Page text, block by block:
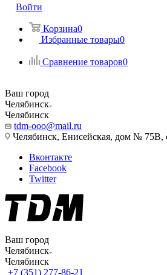
Войти
Корзина0
Избранные товары0
Сравнение товаров0
Ваш город
Челябинск
Челябинск
tdm-ooo@mail.ru
Челябинск, Енисейская, дом № 75В,
Вконтакте
Facebook
Twitter
Ваш город
Челябинск
Челябинск
+7 (351) 277-86-21